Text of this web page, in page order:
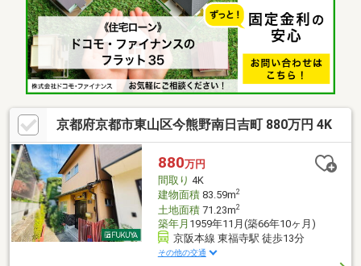
京都府京都市東山区今熊野南日吉町 880万円 4K
880万円
間取り 4K
建物面積83.59m2
土地面積71.23m2
築年月 1959年11月(築66年10ヶ月)
京阪本線 東福寺駅 徒歩13分
その他の交通